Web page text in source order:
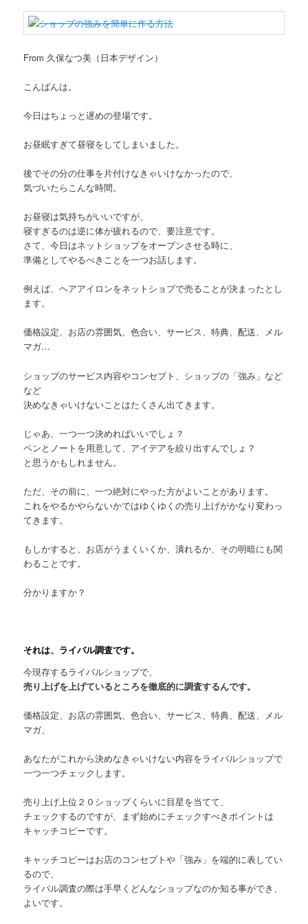
From 久保なつ美（日本デザイン）
こんばんは。
今日はちょっと遅めの登場です。
お昼眠すぎて昼寝をしてしまいました。
後でその分の仕事を片付けなきゃいけなかったので、
気づいたらこんな時間。
お昼寝は気持ちがいいですが、
寝すぎるのは逆に体が疲れるので、要注意です。
さて、今日はネットショップをオープンさせる時に、
準備としてやるべきことを一つお話します。
例えば、ヘアアイロンをネットショプで売ることが決まったとし
ます。
価格設定、お店の雰囲気、色合い、サービス、特典、配送、メル
マガ…
ショップのサービス内容やコンセプト、ショップの「強み」など
など
決めなきゃいけないことはたくさん出てきます。
じゃあ、一つ一つ決めればいいでしょ？
ペンとノートを用意して、アイデアを絞り出すんでしょ？
と思うかもしれません。
ただ、その前に、一つ絶対にやった方がよいことがあります。
これをやるかやらないかではゆくゆくの売り上げがかなり変わっ
てきます。
もしかすると、お店がうまくいくか、潰れるか、その明暗にも関
わることです。
分かりますか？
それは、ライバル調査です。
今現存するライバルショップで、
売り上げを上げているところを徹底的に調査するんです。
価格設定、お店の雰囲気、色合い、サービス、特典、配送、メル
マガ、
あなたがこれから決めなきゃいけない内容をライバルショップで
一つ一つチェックします。
売り上げ上位２０ショップくらいに目星を当てて、
チェックするのですが、まず始めにチェックすべきポイントは
キャッチコピーです。
キャッチコピーはお店のコンセプトや「強み」を端的に表してい
るので、
ライバル調査の際は手早くどんなショップなのか知る事ができ、
よいです。